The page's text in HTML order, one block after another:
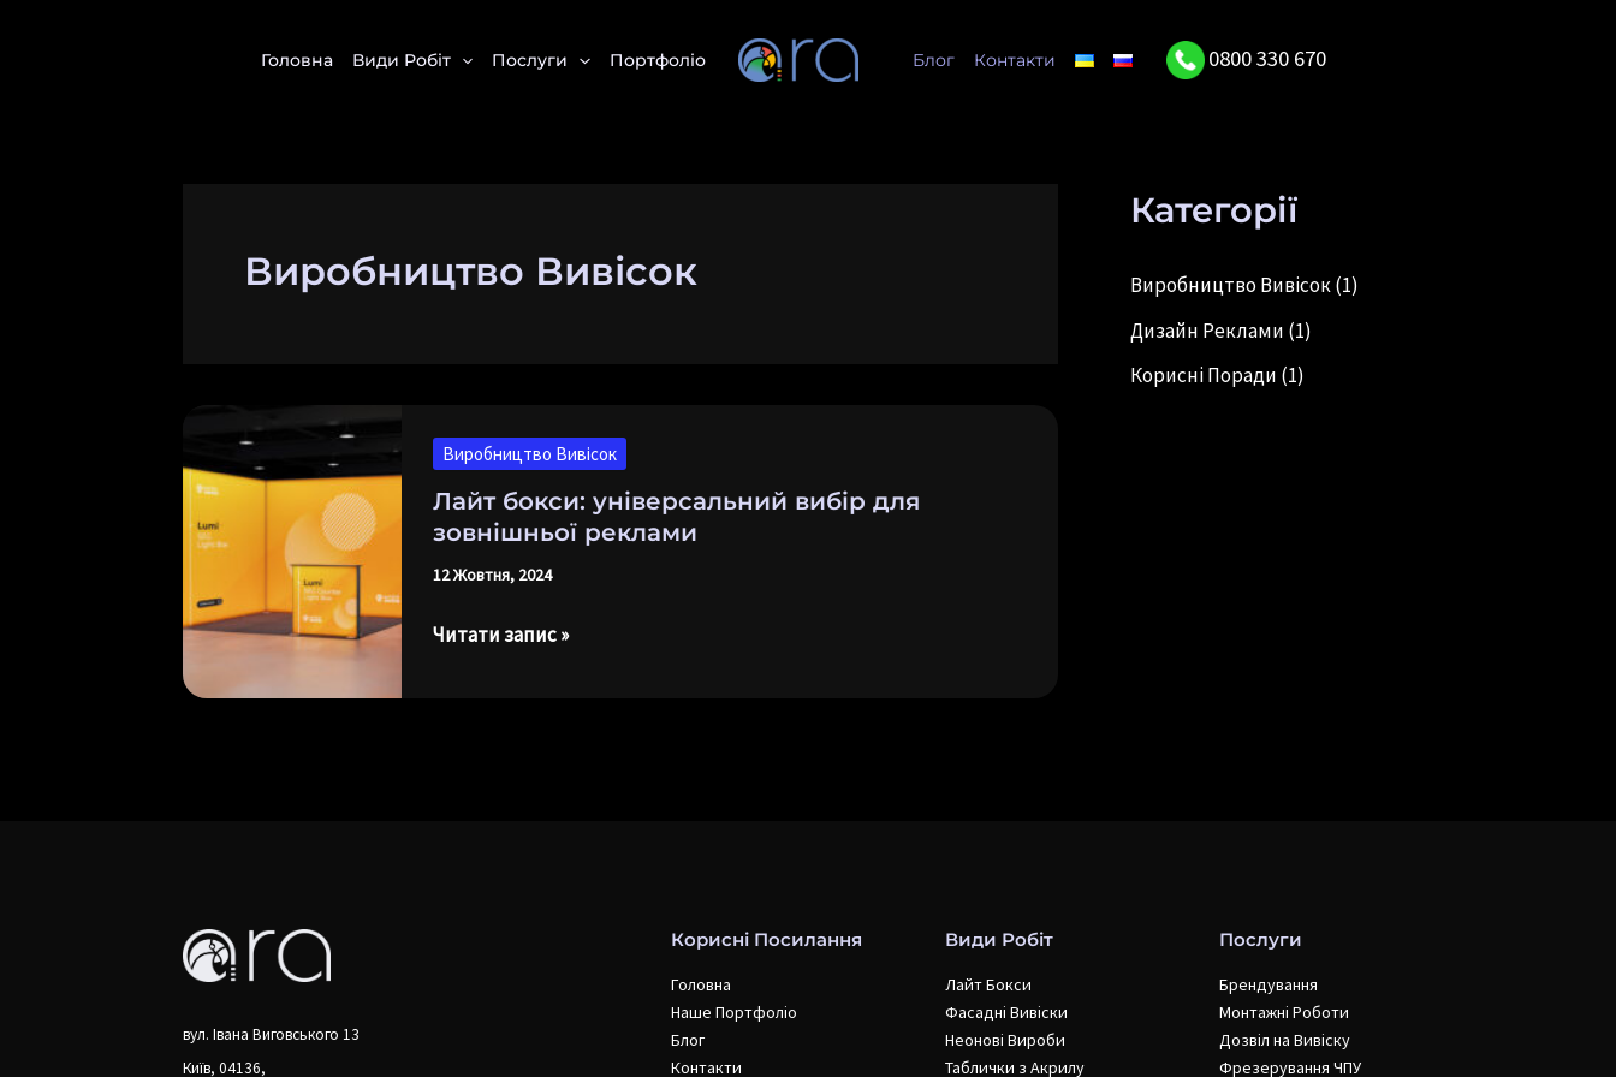
Головна Види Робіт Послуги Портфоліо Блог Контакти 0800 330 670
Виробництво Вивісок
Виробництво Вивісок
Лайт бокси: універсальний вибір для
зовнішньої реклами
12 Жовтня, 2024
бокси:
універсальний
вибір
зовнішньої
реклами
Читати запис »
Категорії
Виробництво Вивісок(1)
Дизайн Реклами (1)
Корисні Поради (1)
вул. Івана Виговського 13
Київ, 04136,
Корисні Посилання
Головна
Наше Портфоліо
Блог
Контакти
Види Робіт
Лайт Бокси
Фасадні Вивіски
Неонові Вироби
Таблички з Акрилу
Послуги
Брендування
Монтажні Роботи
Дозвіл на Вивіску
Фрезерування ЧПУ